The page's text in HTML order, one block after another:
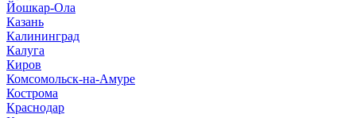
Йошкар-Ола
Казань
Калининград
Калуга
Киров
Комсомольск-на-Амуре
Кострома
Краснодар